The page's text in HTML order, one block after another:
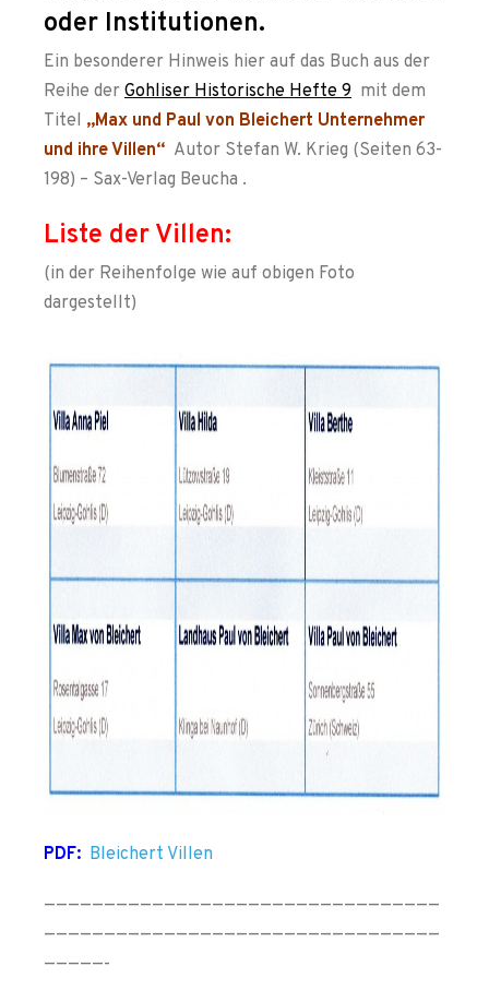
oder Institutionen.
Ein besonderer Hinweis hier auf das Buch aus der
Reihe der Gohliser Historische Hefte 9 mit dem
Titel „Max und Paul von Bleichert Unternehmer
und ihre Villen“ Autor Stefan W. Krieg (Seiten 63-
198) – Sax-Verlag Beucha .
Liste der Villen:
(in der Reihenfolge wie auf obigen Foto
dargestellt)
PDF: Bleichert Villen
—————————————————————————————————
—————————————————————————————————
—————-